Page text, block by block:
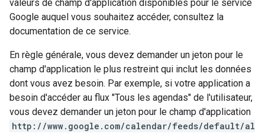
valeurs de champ d'application disponibles pour le service
Google auquel vous souhaitez accéder, consultez la
documentation de ce service.
En règle générale, vous devez demander un jeton pour le
champ d'application le plus restreint qui inclut les données
dont vous avez besoin. Par exemple, si votre application a
besoin d'accéder au flux "Tous les agendas" de l'utilisateur,
vous devez demander un jeton pour le champ d'application
http://www.google.com/calendar/feeds/default/al